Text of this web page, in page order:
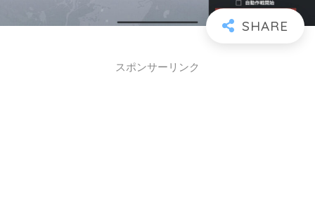
スポンサーリンク